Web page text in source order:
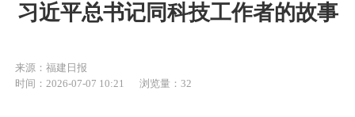
习近平总书记同科技工作者的故事
来源：福建日报
时间：2026-07-07 10:21
浏览量：32